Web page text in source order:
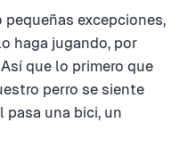
excepciones,
haga jugando, por
que lo primero que
perro se siente
una bici, un